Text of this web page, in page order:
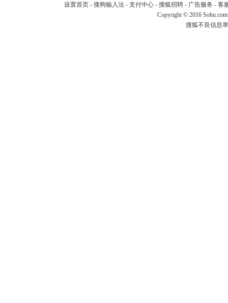
设置首页- 搜狗输入法- 支付中心- 搜狐招聘- 广告服务 - 客
Copyright © 2016
搜狐不良信息